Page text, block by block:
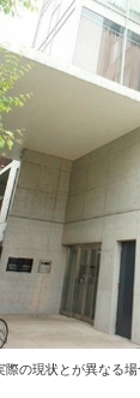
の現状とが異なる